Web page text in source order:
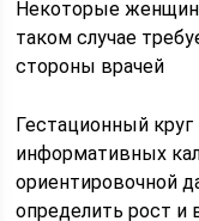
Некоторые
таком случае
стороны врачей
Гестационный
информативных
ориентировочной
определить рост и